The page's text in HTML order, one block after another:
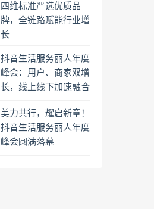
四维标准严选优质品
牌，全链路赋能行业增
长
抖音生活服务丽人年度
峰会：用户、商家双增
长，线上线下加速融合
美力共行，耀启新章！
抖音生活服务丽人年度
峰会圆满落幕